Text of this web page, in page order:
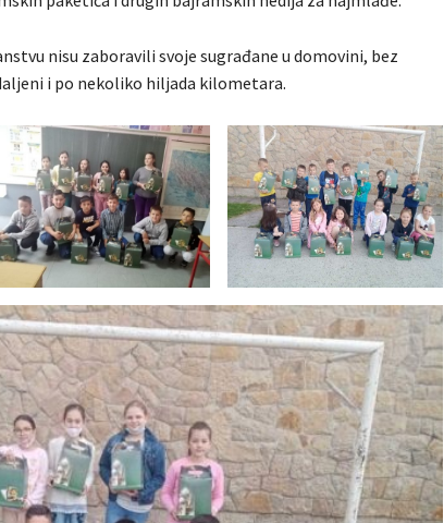
nisu zaboravili svoje sugrađane u domovini, bez
i po nekoliko hiljada kilometara.